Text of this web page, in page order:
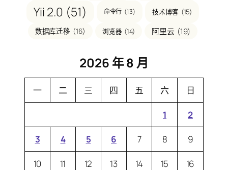
Yii 2.0 (51) 命令行 (13) 技术博客 (15)
数据库迁移 (16) 浏览器 (14) 阿里云 (19)
2026 年 8 月
一 二 三 四 五 六 日
1 2
3 4 5 6 7 8 9
10 11 12 13 14 15 16